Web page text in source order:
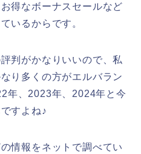
得なボーナスセールなど
いるからです。
判がかなりいいので、私
り多くの方がエルバラン
年、2023年、2024年と今
すよね♪
情報をネットで調べてい